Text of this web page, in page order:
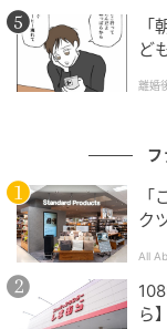
michill
底部分はPVC素
ど
離婚
フ
ク
All
ら